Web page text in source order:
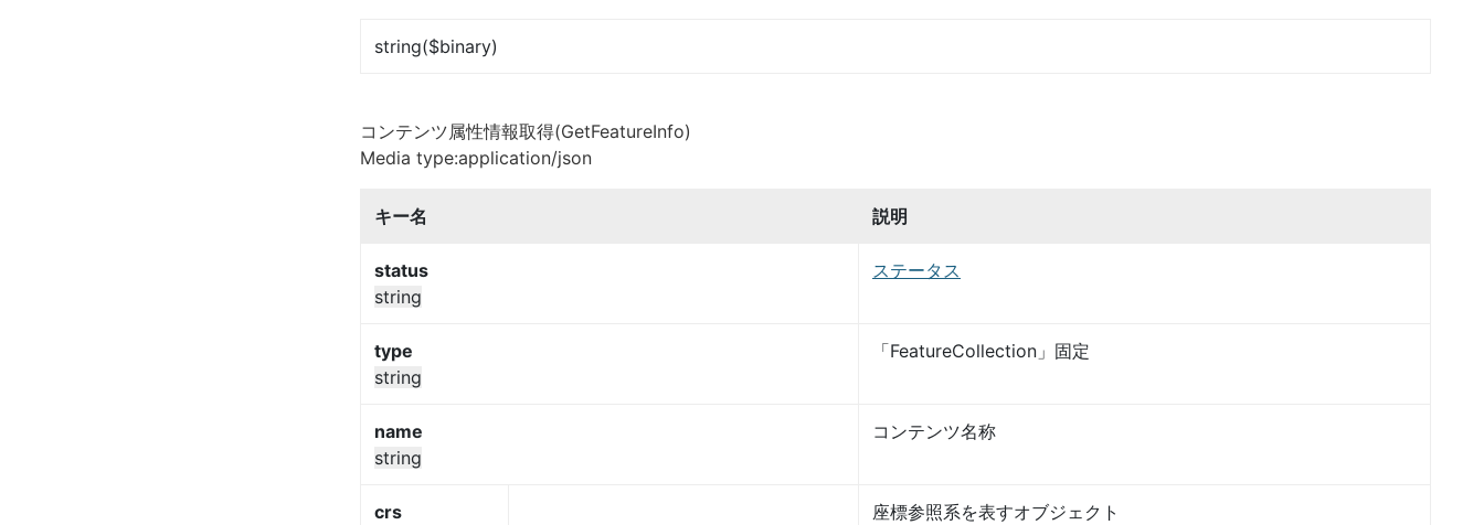
string($binary)
コンテンツ属性情報取得(GetFeatureInfo)
Media type:application/json
キー名 説明
status
string
ステータス
type
string
「FeatureCollection」固定
name
string
コンテンツ名称
crs
座標参照系を表すオブジェクト